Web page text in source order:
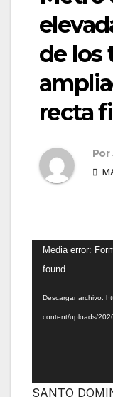
de los
recta
Por
Reproductor
de
Media error:
found
Descargar archivo:
content/uploads/
SANTO